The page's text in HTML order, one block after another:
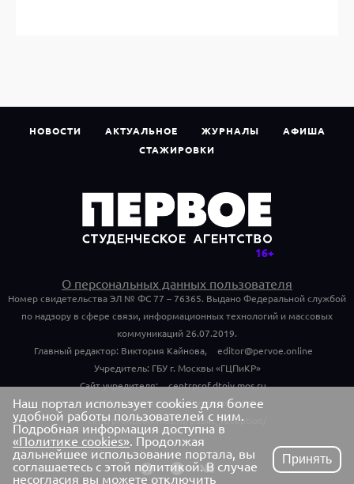
НОВОСТИ АКТУАЛЬНОЕ ЖУРНАЛЫ
АФИША
СТАЖИРОВКИ
О персональных данных пользователя
Номер свидетельства ЭЛ № ФС 77 – 76365. Выдано Федеральной службой
по надзору в сфере связи, информационных технологий и массовых
коммуникаций 26.07.2019.
Главный редактор: Виктория Кайнова,
editor@pervoe.online
Учредитель: ГБУ г. Москвы «ГЦПиКР»
Сайт учредителя:
centrprof.dtoiv.mos.ru
Обращения граждан учредителю:
centrprof.dtoiv.mos.ru/public_reception/
Наш портал использует cookies для более
удобной работы пользователей с ним.
Подробная информация доступна в
«Политике cookies». Продолжая
дальнейшее использование портала, вы
соглашаетесь с этой политикой. В случае
несогласия вы можете отключить
Принять